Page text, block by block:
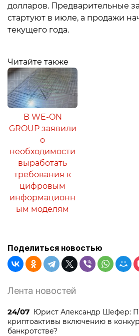
долларов. Предварительные
стартуют в июле, а продажи
текущего года.
Читайте также
В WE-ON
GROUP заявили
о
необходимости
выработать
требования к
цифровым
информационн
ым моделям
Поделиться новостью
Лента новостей
24/07 Юрист Александр Шефер:
криптоактивы включению в
банкротстве?